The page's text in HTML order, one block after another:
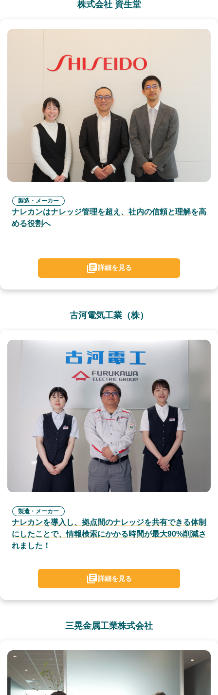
株式会社 資生堂
製造・メーカー
ナレカンはナレッジ管理を超え、社内の信頼と理解を高
める役割へ
詳細を見る
古河電気工業（株）
製造・メーカー
ナレカンを導入し、拠点間のナレッジを共有できる体制
にしたことで、情報検索にかかる時間が最大90%削減さ
れました！
詳細を見る
三晃金属工業株式会社